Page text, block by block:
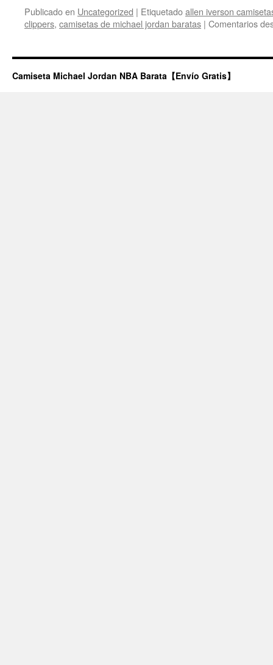
Publicado en Uncategorized | Etiquetadoallen iverson
clippers, camisetas de michael jordan baratas | Comentarios
Camiseta Michael Jordan NBA Barata【Envío Gratis】